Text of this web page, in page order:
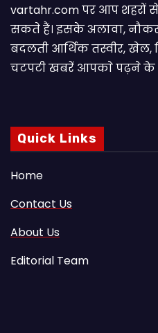
vartahr.com पर आप शहरों
सकते हैं। इसके अलावा,
बदलती आर्थिक तस्वीर,
चटपटी खबरें आपकाे पढ़ने के
Quick Links
Home
Contact Us
About Us
Editorial Team